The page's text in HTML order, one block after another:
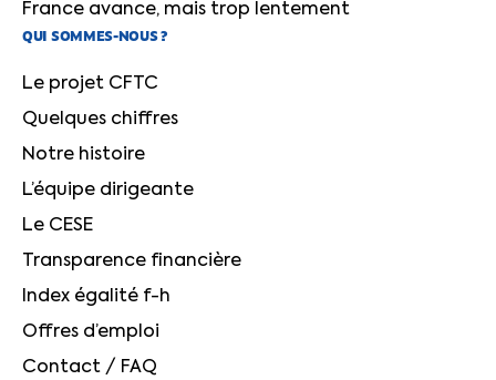
France avance, mais trop lentement
QUI SOMMES-NOUS ?
Le projet CFTC
Quelques chiffres
Notre histoire
L’équipe dirigeante
Le CESE
Transparence financière
Index égalité f-h
Offres d’emploi
Contact / FAQ